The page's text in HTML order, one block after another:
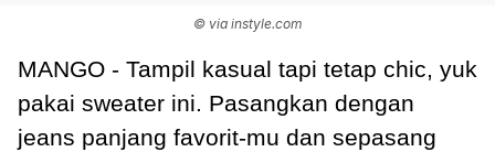
© via instyle.com
MANGO - Tampil kasual tapi tetap chic, yuk
pakai sweater ini. Pasangkan dengan
jeans panjang favorit-mu dan sepasang